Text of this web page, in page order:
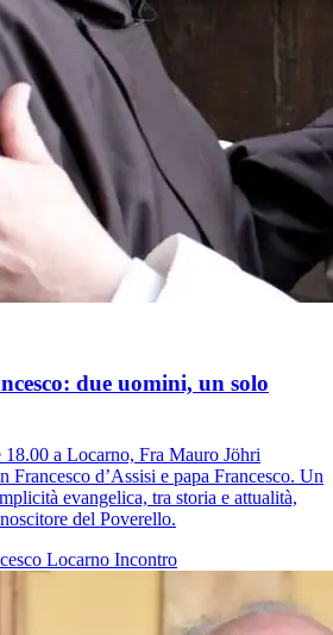
due uomini, un solo
a Locarno, Fra Mauro Jöhri
Francesco d’Assisi e papa Francesco. Un
evangelica, tra storia e attualità,
del Poverello.
Locarno Incontro